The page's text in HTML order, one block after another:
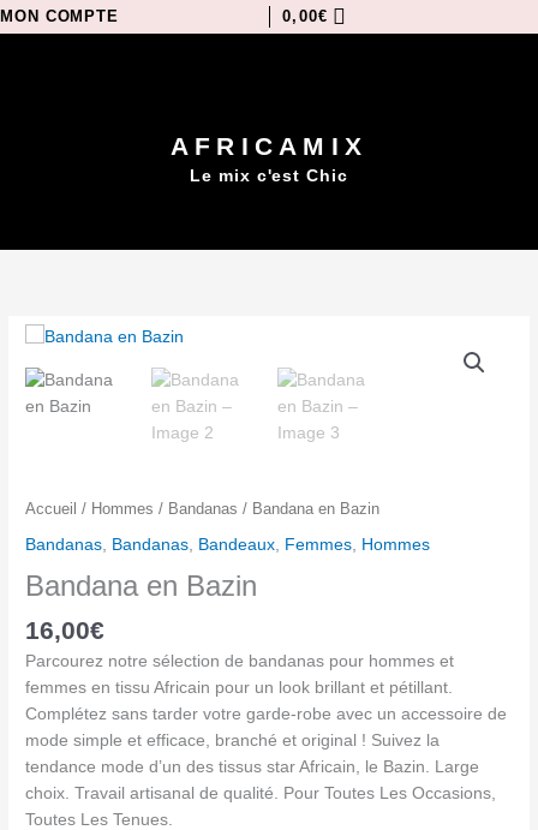
Aller
au
MON COMPTE 0,00€
AFRICAMIX
Le mix c'est Chic
Accueil / Hommes / Bandanas / Bandana en Bazin
Bandanas, Bandanas, Bandeaux, Femmes, Hommes
Bandana en Bazin
16,00€
Parcourez notre sélection de bandanas pour hommes et
femmes en tissu Africain pour un look brillant et pétillant.
Complétez sans tarder votre garde-robe avec un accessoire de
mode simple et efficace, branché et original ! Suivez la
tendance mode d’un des tissus star Africain, le Bazin. Large
choix. Travail artisanal de qualité. Pour Toutes Les Occasions,
Toutes Les Tenues.
quantité
Bandana
en